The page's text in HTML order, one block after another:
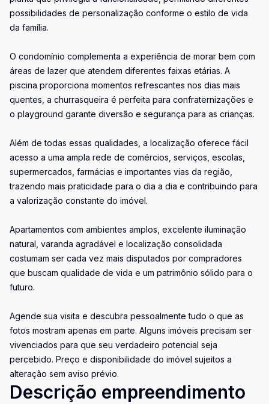
possibilidades de personalização conforme o estilo de vida
da família.
O condomínio complementa a experiência de morar bem com
áreas de lazer que atendem diferentes faixas etárias. A
piscina proporciona momentos refrescantes nos dias mais
quentes, a churrasqueira é perfeita para confraternizações e
o playground garante diversão e segurança para as crianças.
Além de todas essas qualidades, a localização oferece fácil
acesso a uma ampla rede de comércios, serviços, escolas,
supermercados, farmácias e importantes vias da região,
trazendo mais praticidade para o dia a dia e contribuindo para
a valorização constante do imóvel.
Apartamentos com ambientes amplos, excelente iluminação
natural, varanda agradável e localização consolidada
costumam ser cada vez mais disputados por compradores
que buscam qualidade de vida e um patrimônio sólido para o
futuro.
Agende sua visita e descubra pessoalmente tudo o que as
fotos mostram apenas em parte. Alguns imóveis precisam ser
vivenciados para que seu verdadeiro potencial seja
percebido. Preço e disponibilidade do imóvel sujeitos a
alteração sem aviso prévio.
Descrição empreendimento